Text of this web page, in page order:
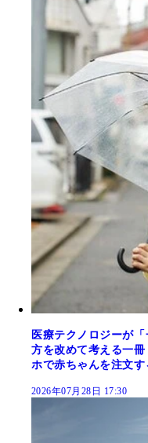
医療テクノロジーが
方を改めて考える一
ホで赤ちゃんを注文す
2026年07月28日 17:30